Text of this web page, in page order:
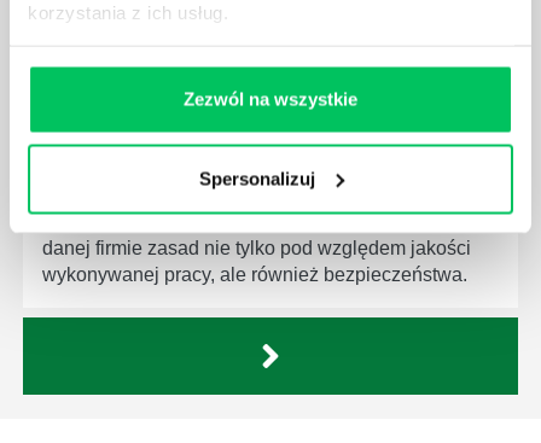
korzystania z ich usług.
Zezwól na wszystkie
Spersonalizuj
LABORATORIUM?
W każdym miejscu pracy osoby zatrudnione na
poszczególne stanowiska muszą wykonywać
zgodnie z zaleceniami powierzone sobie zadania.
Ich obowiązkiem jest przestrzeganie panujących w
danej firmie zasad nie tylko pod względem jakości
wykonywanej pracy, ale również bezpieczeństwa.